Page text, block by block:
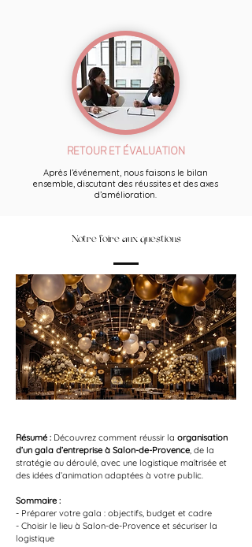
RETOUR ET ÉVALUATION
Après l’événement, nous faisons le bilan
ensemble, discutant des réussites et des axes
d’amélioration.
Notre foire aux questions
Résumé : Découvrez comment réussir la organisation
d’un gala d’entreprise à Salon-de-Provence, de la
stratégie au déroulé, avec une logistique maîtrisée et
des idées d’animation adaptées à votre public.
Sommaire :
- Préparer votre gala : objectifs, budget et cadre
- Choisir le lieu à Salon-de-Provence et sécuriser la
logistique